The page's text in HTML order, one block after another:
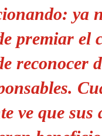
ya
premiar el
reconocer
ve que sus